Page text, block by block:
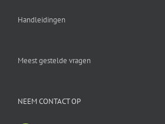
Handleidingen
Meest gestelde vragen
NEEM CONTACT OP